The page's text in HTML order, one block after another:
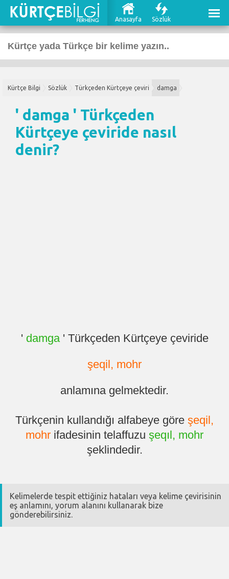
Anasayfa Sözlük
Kürtçe Bilgi Sözlük Türkçeden Kürtçeye çeviri damga
' damga ' Türkçeden
Kürtçeye çeviride nasıl
denir?
' damga' Türkçeden Kürtçeye çeviride
şeqil, mohr
anlamına gelmektedir.
Türkçenin kullandığı alfabeye göre şeqil,
mohr ifadesinin telaffuzu şeqıl, mohr
şeklindedir.
Kelimelerde tespit ettiğiniz hataları veya kelime çevirisinin
eş anlamını, yorum alanını kullanarak bize
gönderebilirsiniz.